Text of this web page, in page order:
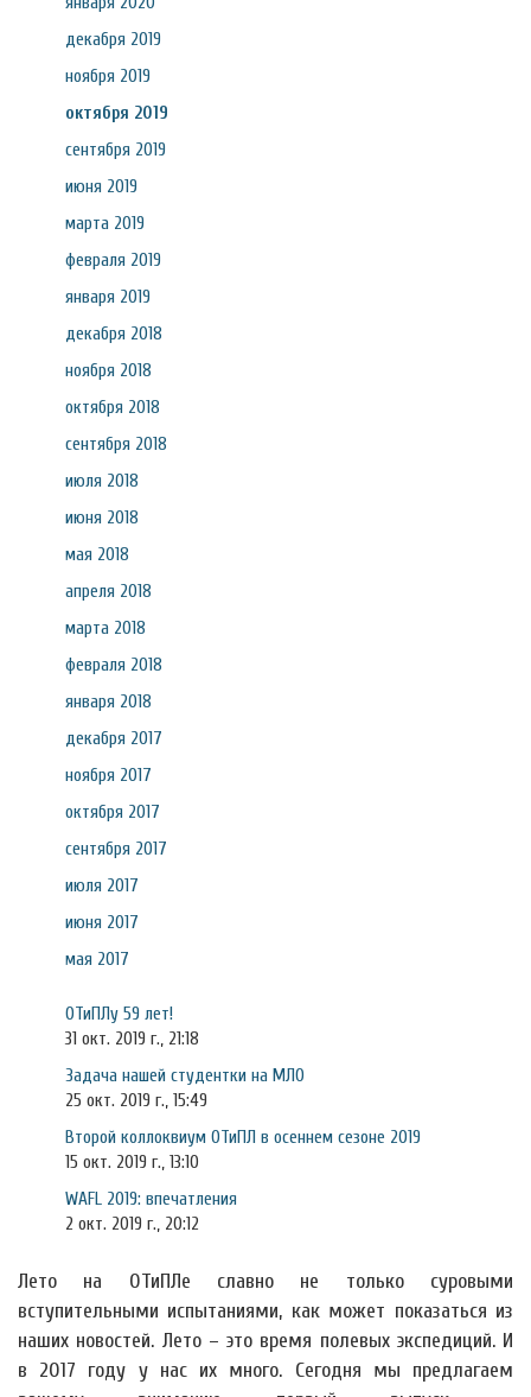
декабря 2019
ноября 2019
октября 2019
сентября 2019
июня 2019
марта 2019
февраля 2019
января 2019
декабря 2018
ноября 2018
октября 2018
сентября 2018
июля 2018
июня 2018
мая 2018
апреля 2018
марта 2018
февраля 2018
января 2018
декабря 2017
ноября 2017
октября 2017
сентября 2017
июля 2017
июня 2017
мая 2017
ОТиПЛу 59 лет!
31 окт. 2019 г., 21:18
Задача нашей студентки на МЛО
25 окт. 2019 г., 15:49
Второй коллоквиум ОТиПЛ в осеннем сезоне 2019
15 окт. 2019 г., 13:10
WAFL 2019: впечатления
2 окт. 2019 г., 20:12
Лето на ОТиПЛе славно не только суровыми
вступительными испытаниями, как может показаться из
наших новостей. Лето – это время полевых экспедиций. И
в 2017 году у нас их много. Сегодня мы предлагаем